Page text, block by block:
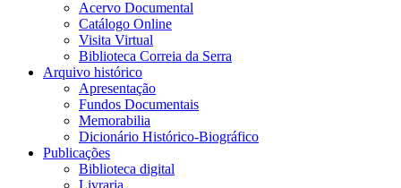
Acervo Documental
Catálogo Online
Visita Virtual
Biblioteca Correia da Serra
Arquivo histórico
Apresentação
Fundos Documentais
Memorabilia
Dicionário Histórico-Biográfico
Publicações
Biblioteca digital
Livraria